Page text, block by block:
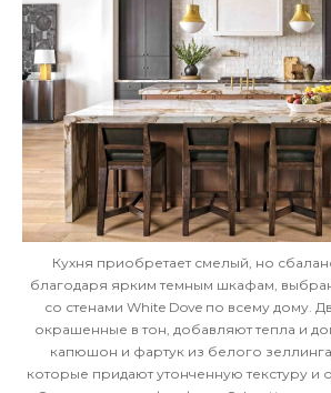
Кухня приобретает смелый, но
благодаря ярким темным шкафам,
со стенами White Dove по всему дому.
окрашенные в тон, добавляют тепла и
капюшон и фартук из белого
которые придают утонченную текстуру и